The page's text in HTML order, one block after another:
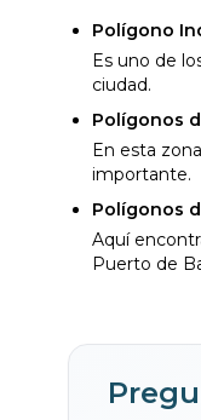
Polígono
Es uno de
ciudad.
Polígonos
En esta
importante.
Polígonos
Aquí
Puerto de